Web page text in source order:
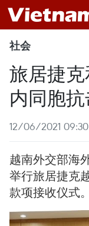
社会
旅居捷
内同胞
12/06/2021 09:30
越南外交部海
举行旅居捷克
款项接收仪式。